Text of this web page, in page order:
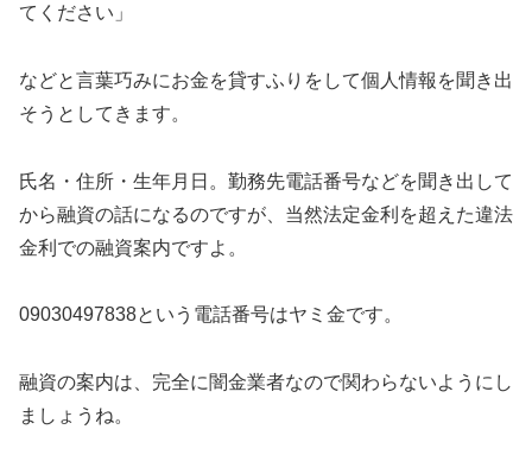
てください」
などと言葉巧みにお金を貸すふりをして個人情報を聞き出
そうとしてきます。
氏名・住所・生年月日。勤務先電話番号などを聞き出して
から融資の話になるのですが、当然法定金利を超えた違法
金利での融資案内ですよ。
09030497838という電話番号はヤミ金です。
融資の案内は、完全に闇金業者なので関わらないようにし
ましょうね。